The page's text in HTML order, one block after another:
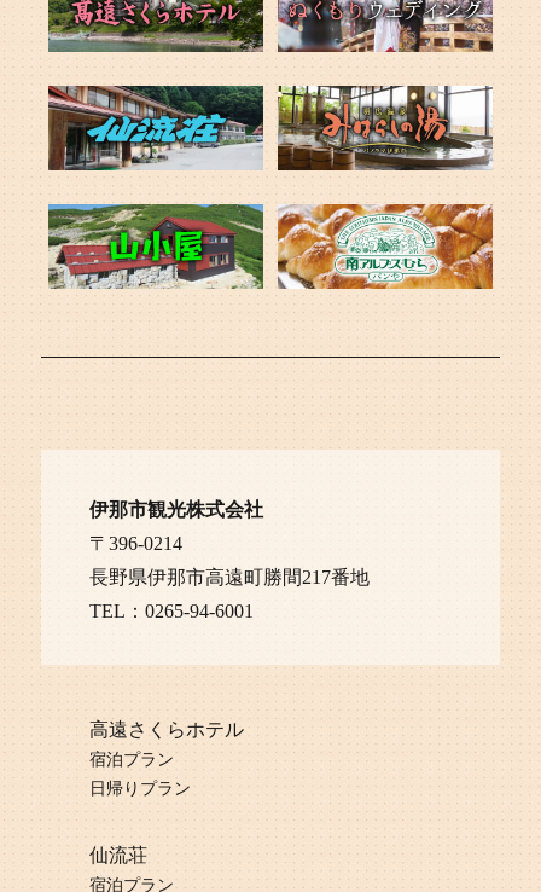
伊那市観光株式会社
〒396-0214
長野県伊那市高遠町勝間217番地
TEL：0265-94-6001
高遠さくらホテル
宿泊プラン
日帰りプラン
仙流荘
宿泊プラン